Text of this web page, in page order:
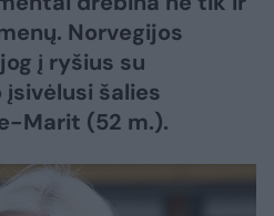
Norvegijos
į ryšius su
šalies
Marit (52 m.).